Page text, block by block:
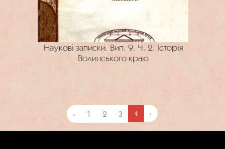
Наукові записки. Вип. 9. Ч. 2. Історія
Волинського краю
‹ 1 2 3 4 ›